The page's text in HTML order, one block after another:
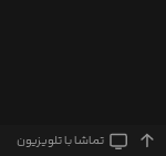
تماشا‌ با تلویزیون